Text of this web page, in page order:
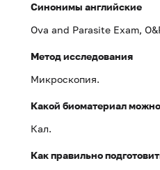
Синонимы английские
Ova and Parasite Exam,
Метод исследования
Микроскопия.
Какой биоматериал
Кал.
Как правильно